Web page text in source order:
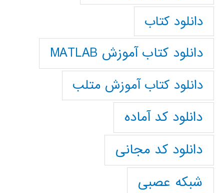
دانلود کتاب
دانلود کتاب آموزش MATLAB
دانلود کتاب آموزش متلب
دانلود کد آماده
دانلود کد مجانی
شبکه عصبی